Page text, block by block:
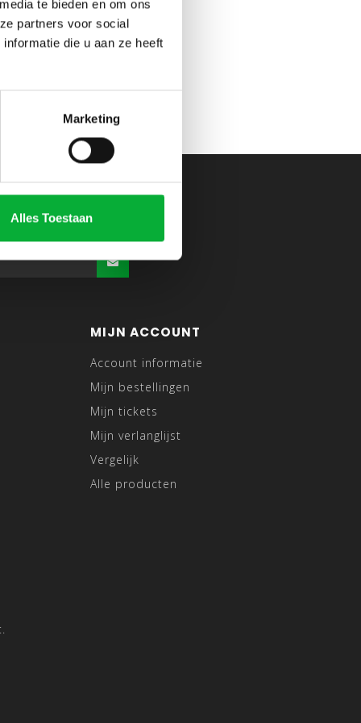
te bieden en om ons
partners voor social
die u aan ze heeft
Marketing
Alles Toestaan
MIJN ACCOUNT
Account informatie
Mijn bestellingen
Mijn tickets
Mijn verlanglijst
Vergelijk
Alle producten